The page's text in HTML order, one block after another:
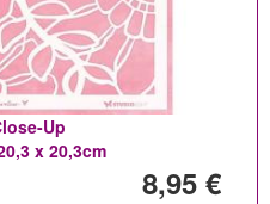
Up
x 20,3cm
8,95 €